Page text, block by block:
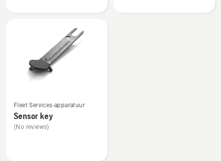
meer
details
over
Fleet Services-apparatuur
Sensor key
(No reviews)